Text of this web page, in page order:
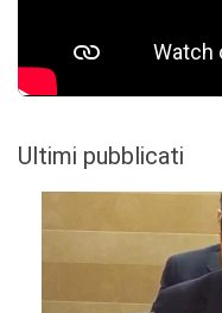
Ultimi pubblicati